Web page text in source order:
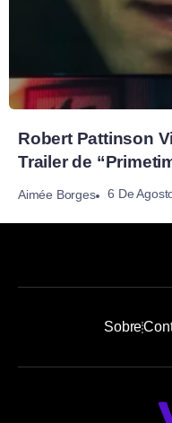
Robert Pattinson
Trailer de
Aimée Borges 6 De
Sobre